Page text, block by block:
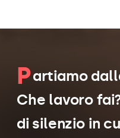
Partiamo
Che lavoro
di silenzio in